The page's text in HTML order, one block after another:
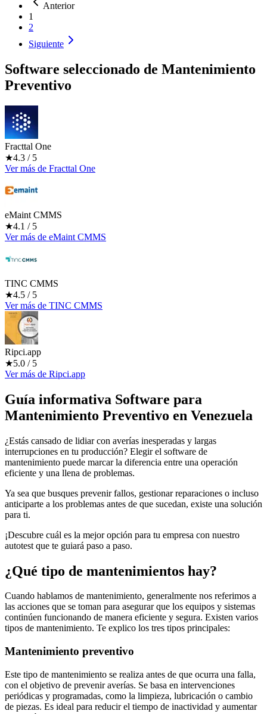
Anterior
1
2
Siguiente
Software seleccionado de Mantenimiento
Preventivo
Fracttal One
★4.3 / 5
Ver más de Fracttal One
eMaint CMMS
★4.1 / 5
Ver más de eMaint CMMS
TINC CMMS
★4.5 / 5
Ver más de TINC CMMS
Ripci.app
★5.0 / 5
Ver más de Ripci.app
Guía informativa Software para
Mantenimiento Preventivo en Venezuela
¿Estás cansado de lidiar con averías inesperadas y largas
interrupciones en tu producción? Elegir el software de
mantenimiento puede marcar la diferencia entre una operación
eficiente y una llena de problemas.
Ya sea que busques prevenir fallos, gestionar reparaciones o incluso
anticiparte a los problemas antes de que sucedan, existe una solución
para ti.
¡Descubre cuál es la mejor opción para tu empresa con nuestro
autotest que te guiará paso a paso.
¿Qué tipo de mantenimientos hay?
Cuando hablamos de mantenimiento, generalmente nos referimos a
las acciones que se toman para asegurar que los equipos y sistemas
continúen funcionando de manera eficiente y segura. Existen varios
tipos de mantenimiento. Te explico los tres tipos principales:
Mantenimiento preventivo
Este tipo de mantenimiento se realiza antes de que ocurra una falla,
con el objetivo de prevenir averías. Se basa en intervenciones
periódicas y programadas, como la limpieza, lubricación o cambio
de piezas. Es ideal para reducir el tiempo de inactividad y aumentar